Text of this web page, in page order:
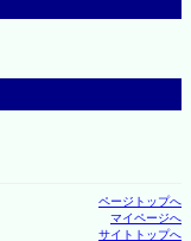
ページトップへ
マイページへ
サイトトップへ